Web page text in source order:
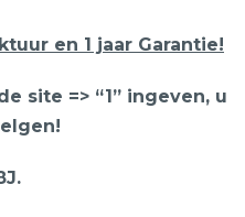
en 1 jaar Garantie!
site => “1” ingeven, u